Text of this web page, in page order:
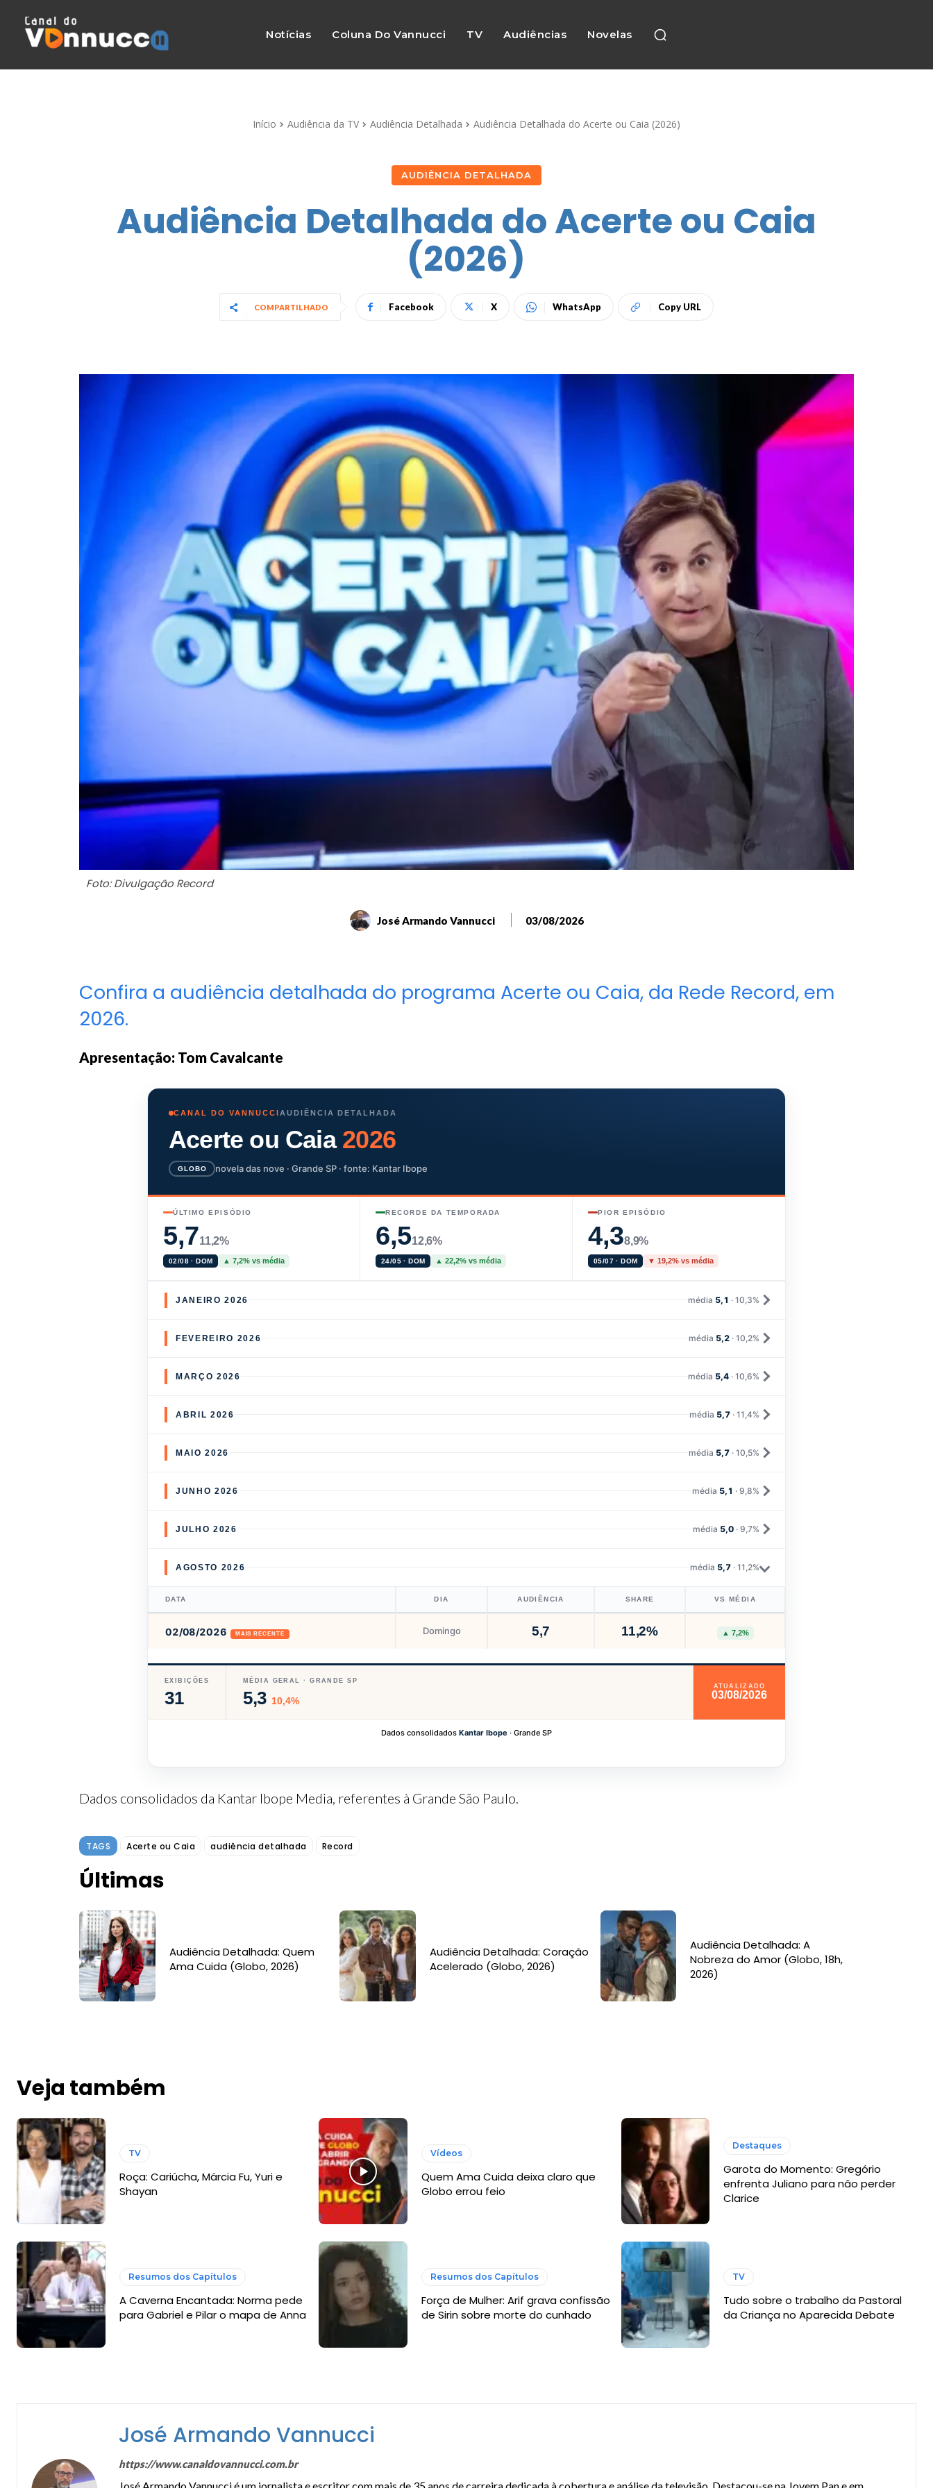
Notícias Coluna Do Vannucci TV Audiências Novelas
Início Audiência da TV Audiência Detalhada Audiência Detalhada do Acerte ou Caia (2026)
AUDIÊNCIA DETALHADA
Audiência Detalhada do Acerte ou Caia
(2026)
COMPARTILHADO Facebook X WhatsApp Copy URL
Foto: Divulgação Record
José Armando Vannucci 03/08/2026
Confira a audiência detalhada do programa Acerte ou Caia, da Rede Record, em
2026.
Apresentação: Tom Cavalcante
CANAL DO VANNUCCIAUDIÊNCIA DETALHADA
Acerte ou Caia2026
GLOBO novela das nove · Grande SP · fonte: Kantar Ibope
ÚLTIMO EPISÓDIO
5,711,2%
02/08 · DOM ▲ 7,2% vs média
RECORDE DA TEMPORADA
6,512,6%
24/05 · DOM ▲ 22,2% vs média
PIOR EPISÓDIO
4,38,9%
05/07 · DOM ▼ 19,2% vs média
JANEIRO 2026 média 5,1 · 10,3%
FEVEREIRO 2026 média 5,2· 10,2%
MARÇO 2026 média 5,4· 10,6%
ABRIL 2026 média 5,7· 11,4%
MAIO 2026 média 5,7· 10,5%
JUNHO 2026 média 5,1 · 9,8%
JULHO 2026 média 5,0· 9,7%
AGOSTO 2026 média 5,7· 11,2%
DATA DIA AUDIÊNCIA SHARE VS MÉDIA
02/08/2026 MAIS RECENTE Domingo 5,7 11,2% ▲ 7,2%
EXIBIÇÕES
31
MÉDIA GERAL · GRANDE SP
5,3 10,4%
ATUALIZADO
03/08/2026
Dados consolidados Kantar Ibope · Grande SP
Dados consolidados da Kantar Ibope Media, referentes à Grande São Paulo.
TAGS Acerte ou Caia audiência detalhada Record
Últimas
Audiência Detalhada: Quem
Ama Cuida (Globo, 2026)
Audiência Detalhada: Coração
Acelerado (Globo, 2026)
Audiência Detalhada: A
Nobreza do Amor (Globo, 18h,
2026)
Veja também
TV
Roça: Cariúcha, Márcia Fu, Yuri e
Shayan
Vídeos
Quem Ama Cuida deixa claro que
Globo errou feio
Destaques
Garota do Momento: Gregório
enfrenta Juliano para não perder
Clarice
Resumos dos Capítulos
A Caverna Encantada: Norma pede
para Gabriel e Pilar o mapa de Anna
Resumos dos Capítulos
Força de Mulher: Arif grava confissão
de Sirin sobre morte do cunhado
TV
Tudo sobre o trabalho da Pastoral
da Criança no Aparecida Debate
José Armando Vannucci
https://www.canaldovannucci.com.br